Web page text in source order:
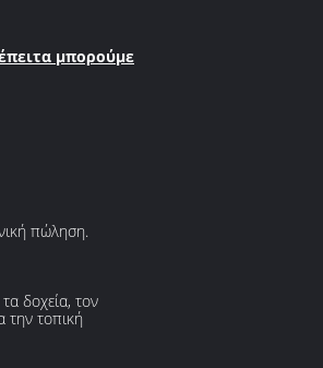
μπορούμε
πώληση.
δοχεία, τον
την τοπική